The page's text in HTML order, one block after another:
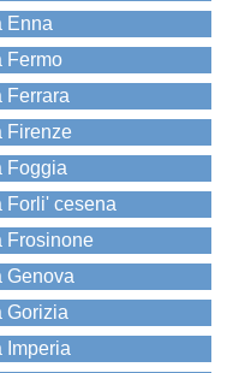
Enna
Fermo
Ferrara
Firenze
Foggia
Forli' cesena
Frosinone
Genova
Gorizia
Imperia